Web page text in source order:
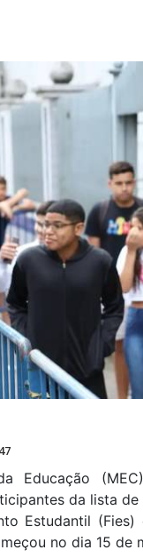
Educação
da lista de
Estudantil
no dia 15 de